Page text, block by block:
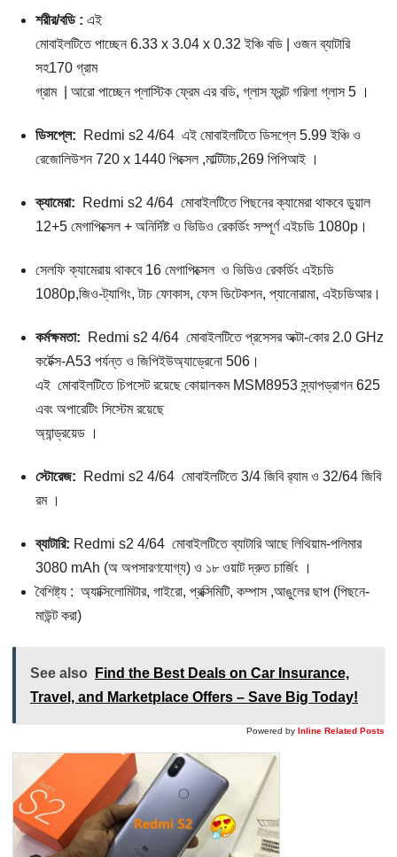
শরীর/বডি : এই
মোবাইলটিতে পাচ্ছেন 6.33 x 3.04 x 0.32 ইঞ্চি বডি | ওজন ব্যাটারি
সহ170 গ্রাম
গ্রাম | আরো পাচ্ছেন প্লাস্টিক ফ্রেম এর বডি, গ্লাস ফ্রন্ট গরিলা গ্লাস 5 ।
ডিসপ্লে: Redmi s2 4/64 এই মোবাইলটিতে ডিসপ্লে 5.99 ইঞ্চি ও
রেজোলিউশন 720 x 1440 পিক্সেল ,মাল্টিটাচ,269 ​​পিপিআই ।
ক্যামেরা: Redmi s2 4/64 মোবাইলটিতে পিছনের ক্যামেরা থাকবে ডুয়াল
12+5 মেগাপিক্সেল + অনির্দিষ্ট ও ভিডিও রেকর্ডিং সম্পূর্ণ এইচডি 1080p।
সেলফি ক্যামেরায় থাকবে 16 মেগাপিক্সেল ও ভিডিও রেকর্ডিং এইচডি
1080p,জিও-ট্যাগিং, টাচ ফোকাস, ফেস ডিটেকশন, প্যানোরামা, এইচডিআর।
কর্মক্ষমতা:
Redmi s2 4/64 মোবাইলটিতে প্রসেসর অক্টা-কোর 2.0 GHz
কর্টেক্স-A53 পর্যন্ত ও জিপিইউঅ্যাড্রেনো 506।
এই মোবাইলটিতে চিপসেট রয়েছে কোয়ালকম MSM8953 স্ন্যাপড্রাগন 625
এবং অপারেটিং সিস্টেম রয়েছে
অ্যান্ড্রয়েড ।
স্টোরেজ: Redmi s2 4/64 মোবাইলটিতে 3/4 জিবি র‌্যাম ও 32/64 জিবি
রম ।
ব্যাটারি: Redmi s2 4/64 মোবাইলটিতে ব্যাটারি আছে লিথিয়াম-পলিমার
3080 mAh (অ অপসারণযোগ্য) ও ১৮ ওয়াট দ্রুত চার্জিং ।
বৈশিষ্ট্য : অ্যাক্সিলোমিটার, গাইরো, প্রক্সিমিটি, কম্পাস ,আঙুলের ছাপ (পিছনে-
মাউন্ট করা)
See also
Find the Best Deals on Car Insurance,
Travel, and Marketplace Offers – Save Big Today!
Powered by Inline Related Posts